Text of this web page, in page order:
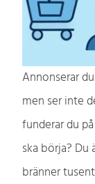
Annonserar
men ser inte
funderar du
ska börja? Du
bränner